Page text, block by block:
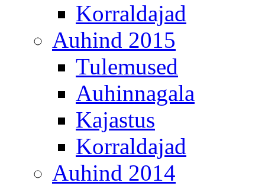
Korraldajad
Auhind 2015
Tulemused
Auhinnagala
Kajastus
Korraldajad
Auhind 2014